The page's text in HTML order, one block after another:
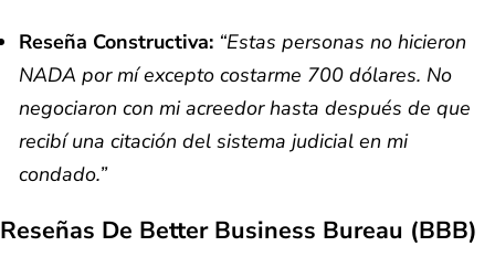
Reseña Constructiva: “Estas personas no hicieron
NADA por mí excepto costarme 700 dólares. No
negociaron con mi acreedor hasta después de que
recibí una citación del sistema judicial en mi
condado.”
Reseñas De Better Business Bureau (BBB)